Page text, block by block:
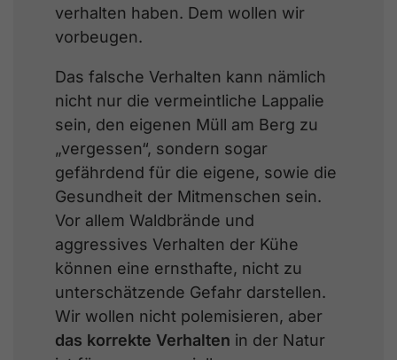
verhalten haben. Dem wollen wir
vorbeugen.
Das falsche Verhalten kann nämlich
nicht nur die vermeintliche Lappalie
sein, den eigenen Müll am Berg zu
„vergessen“, sondern sogar
gefährdend für die eigene, sowie die
Gesundheit der Mitmenschen sein.
Vor allem Waldbrände und
aggressives Verhalten der Kühe
können eine ernsthafte, nicht zu
unterschätzende Gefahr darstellen.
Wir wollen nicht polemisieren, aber
das korrekte Verhalten in der Natur